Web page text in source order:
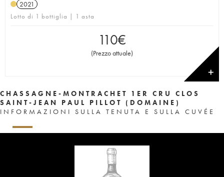
2021
Lotto di 1 bottiglia | 1 asta
110€
(Prezzo attuale)
✕
CHASSAGNE-MONTRACHET 1ER CRU CLOS
SAINT-JEAN PAUL PILLOT (DOMAINE)
INFORMAZIONI SULLA TENUTA E SULLA CUVÉE